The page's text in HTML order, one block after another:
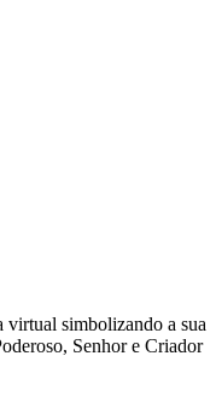
virtual simbolizando a sua
Senhor e Criador